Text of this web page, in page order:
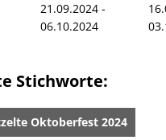
21.09.2024 -
06.10.2024
Stichworte:
Oktoberfest 2024